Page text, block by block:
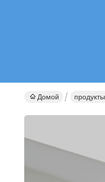
Домой продукты